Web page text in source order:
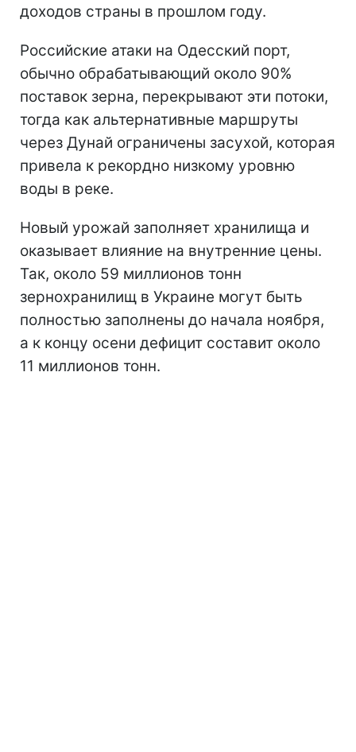
доходов страны в прошлом году.
Российские атаки на Одесский порт,
обычно обрабатывающий около 90%
поставок зерна, перекрывают эти потоки,
тогда как альтернативные маршруты
через Дунай ограничены засухой, которая
привела к рекордно низкому уровню
воды в реке.
Новый урожай заполняет хранилища и
оказывает влияние на внутренние цены.
Так, около 59 миллионов тонн
зернохранилищ в Украине могут быть
полностью заполнены до начала ноября,
а к концу осени дефицит составит около
11 миллионов тонн.